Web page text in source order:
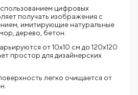
цифровых
получать изображения с
имитирующие натуральные
дерево, бетон.
от 10х10 см до 120х120
простор для дизайнерских
легко очищается от